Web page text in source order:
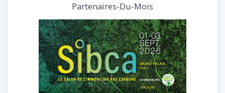
interviews
Partenaires-Du-Mois